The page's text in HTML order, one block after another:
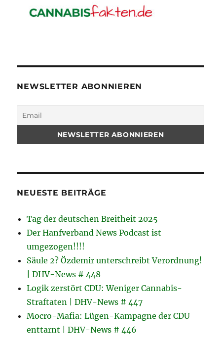
NEWSLETTER ABONNIEREN
NEUESTE BEITRÄGE
Tag der deutschen Breitheit 2025
Der Hanfverband News Podcast ist
umgezogen!!!!
Säule 2? Özdemir unterschreibt Verordnung!
| DHV-News # 448
Logik zerstört CDU: Weniger Cannabis-
Straftaten | DHV-News # 447
Mocro-Mafia: Lügen-Kampagne der CDU
enttarnt | DHV-News # 446